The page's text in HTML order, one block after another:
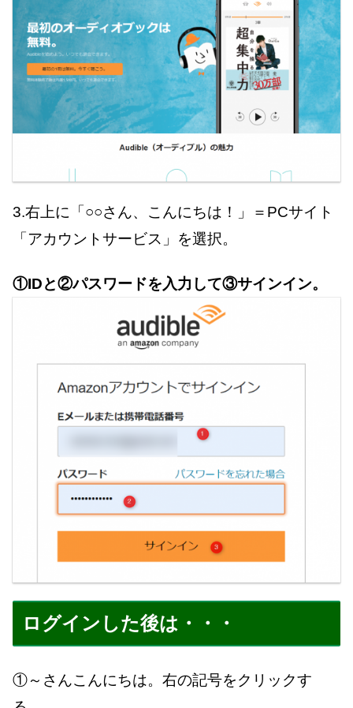
3.右上に「○○さん、こんにちは！」＝PCサイト
「アカウントサービス」を選択。
①IDと②パスワードを入力して③サインイン。
ログインした後は・・・
①～さんこんにちは。右の記号をクリックす